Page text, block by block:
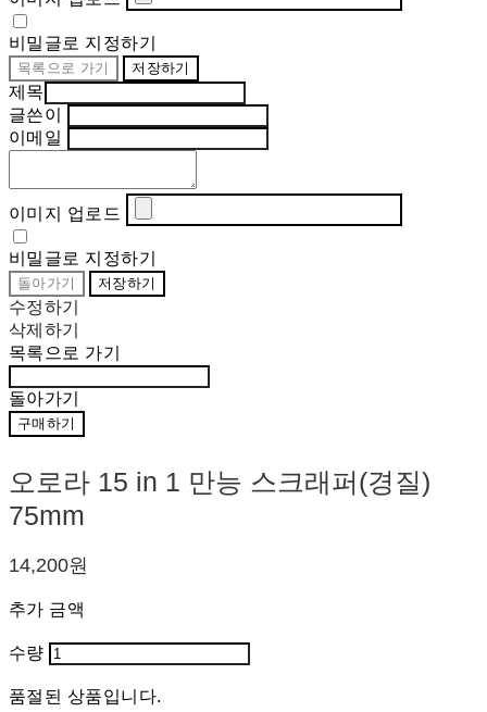
비밀글로 지정하기
목록으로 가기 저장하기
제목
글쓴이
이메일
이미지 업로드
비밀글로 지정하기
돌아가기 저장하기
수정하기
삭제하기
목록으로 가기
돌아가기
구매하기
오로라 15 in 1 만능 스크래퍼(경질)
75mm
14,200원
추가 금액
수량
품절된 상품입니다.